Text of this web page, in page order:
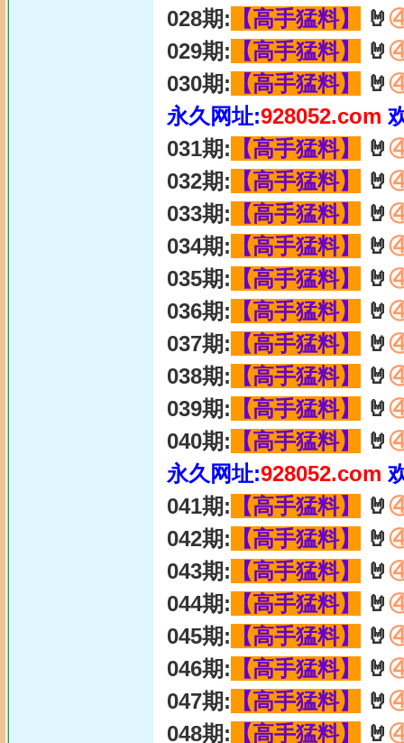
028期: 【高手猛料】 🤘
029期: 【高手猛料】 🤘
030期: 【高手猛料】 🤘
永久网址:928052.com
031期: 【高手猛料】 🤘
032期: 【高手猛料】 🤘
033期: 【高手猛料】 🤘
034期: 【高手猛料】 🤘
035期: 【高手猛料】 🤘
036期: 【高手猛料】 🤘
037期: 【高手猛料】 🤘
038期: 【高手猛料】 🤘
039期: 【高手猛料】 🤘
040期: 【高手猛料】 🤘
永久网址:928052.com
041期: 【高手猛料】 🤘
042期: 【高手猛料】 🤘
043期: 【高手猛料】 🤘
044期: 【高手猛料】 🤘
045期: 【高手猛料】 🤘
046期: 【高手猛料】 🤘
047期: 【高手猛料】 🤘
048期: 【高手猛料】 🤘